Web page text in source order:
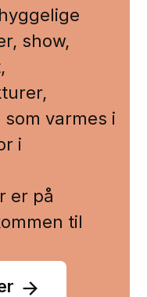
show,
varmes i
i
er på
til